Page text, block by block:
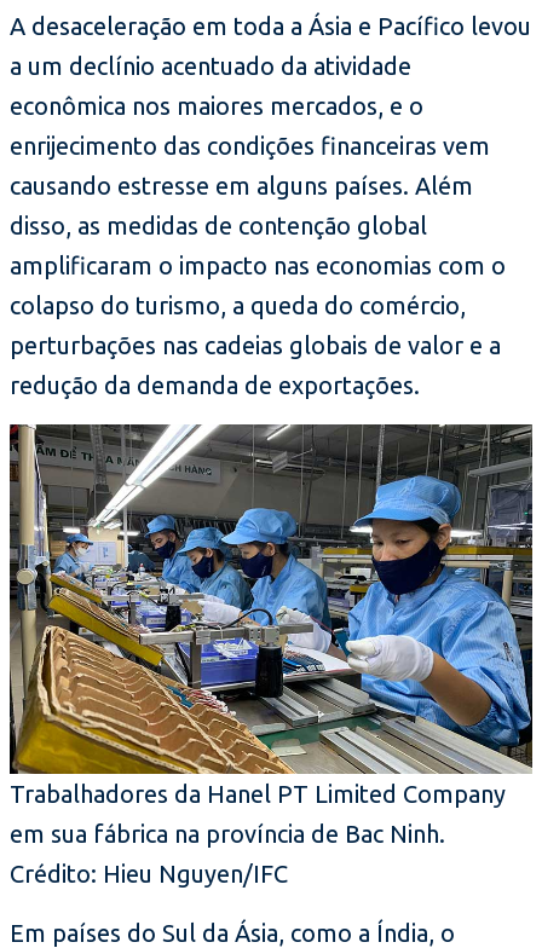
A desaceleração em toda a Ásia e Pacífico levou
a um declínio acentuado da atividade
econômica nos maiores mercados, e o
enrijecimento das condições financeiras vem
causando estresse em alguns países. Além
disso, as medidas de contenção global
amplificaram o impacto nas economias com o
colapso do turismo, a queda do comércio,
perturbações nas cadeias globais de valor e a
redução da demanda de exportações.
Trabalhadores da Hanel PT Limited Company
em sua fábrica na província de Bac Ninh.
Crédito: Hieu Nguyen/IFC
Em países do Sul da Ásia, como a Índia, o